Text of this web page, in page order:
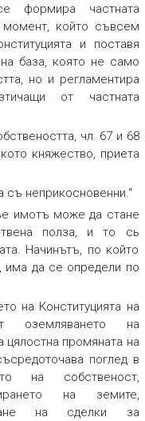
формира частната
момент, който съвсем
и поставя
база, която не само
но и регламентира
от частната
чл. 67 и 68
княжество, приета
съ неприкосновенни.“
имотъ може да стане
полза, и то сь
Начинътъ, по който
има да се определи по
на Конституцията на
оземляването на
цялостна промяната на
поглед в
на собственост,
на земите,
на сделки за